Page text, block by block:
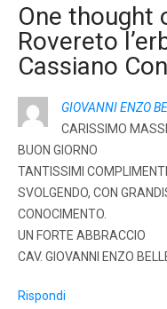
One thought
Rovereto
Cassiano
GIOVANNI ENZO
CARISSIMO
BUON GIORNO
TANTISSIMI
SVOLGENDO, CON
CONOCIMENTO.
UN FORTE ABBRACCIO
CAV. GIOVANNI ENZO
Rispondi